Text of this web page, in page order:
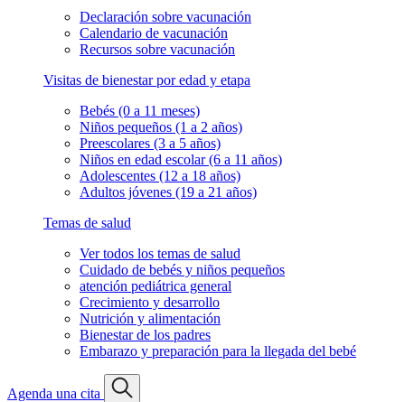
Declaración sobre vacunación
Calendario de vacunación
Recursos sobre vacunación
Visitas de bienestar por edad y etapa
Bebés (0 a 11 meses)
Niños pequeños (1 a 2 años)
Preescolares (3 a 5 años)
Niños en edad escolar (6 a 11 años)
Adolescentes (12 a 18 años)
Adultos jóvenes (19 a 21 años)
Temas de salud
Ver todos los temas de salud
Cuidado de bebés y niños pequeños
atención pediátrica general
Crecimiento y desarrollo
Nutrición y alimentación
Bienestar de los padres
Embarazo y preparación para la llegada del bebé
Agenda una cita